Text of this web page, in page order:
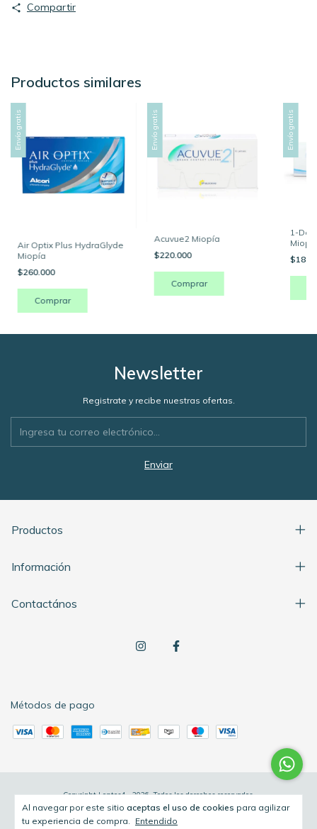
Al navegar por este sitio aceptas el uso de cookies para agilizar
tu experiencia de compra. Entendido
Compartir
Productos similares
Envío gratis
Air Optix Plus HydraGlyde
Miopía
$260.000
Comprar
Envío gratis
Acuvue2 Miopía
$220.000
Comprar
Envío gratis
1-
Newsletter
Registrate y recibe nuestras ofertas.
Productos
Información
Contactános
Métodos de pago
Copyright Lentes4 - 2026. Todos los derechos reservados.